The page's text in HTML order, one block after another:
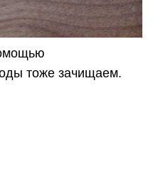
тоже зачищаем.